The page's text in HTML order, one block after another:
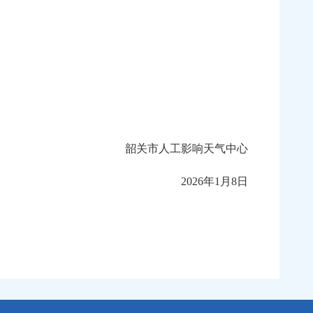
韶关市人工影响天气中心
2026年1月8日